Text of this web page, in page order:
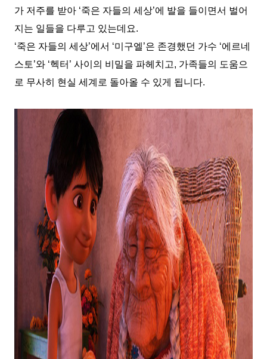
가 저주를 받아 ‘죽은 자들의 세상’에 발을 들이면서 벌어
지는 일들을 다루고 있는데요.
‘죽은 자들의 세상’에서 ‘미구엘’은 존경했던 가수 ‘에르네
스토’와 ‘헥터’ 사이의 비밀을 파헤치고, 가족들의 도움으
로 무사히 현실 세계로 돌아올 수 있게 됩니다.